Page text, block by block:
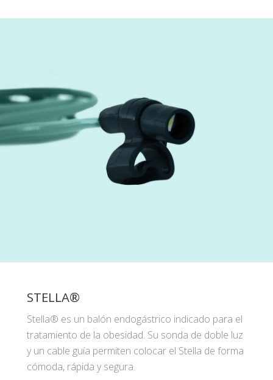
STELLA®
Stella® es un balón endogástrico indicado para el
tratamiento de la obesidad. Su sonda de doble luz
y un cable guía permiten colocar el Stella de forma
cómoda, rápida y segura.